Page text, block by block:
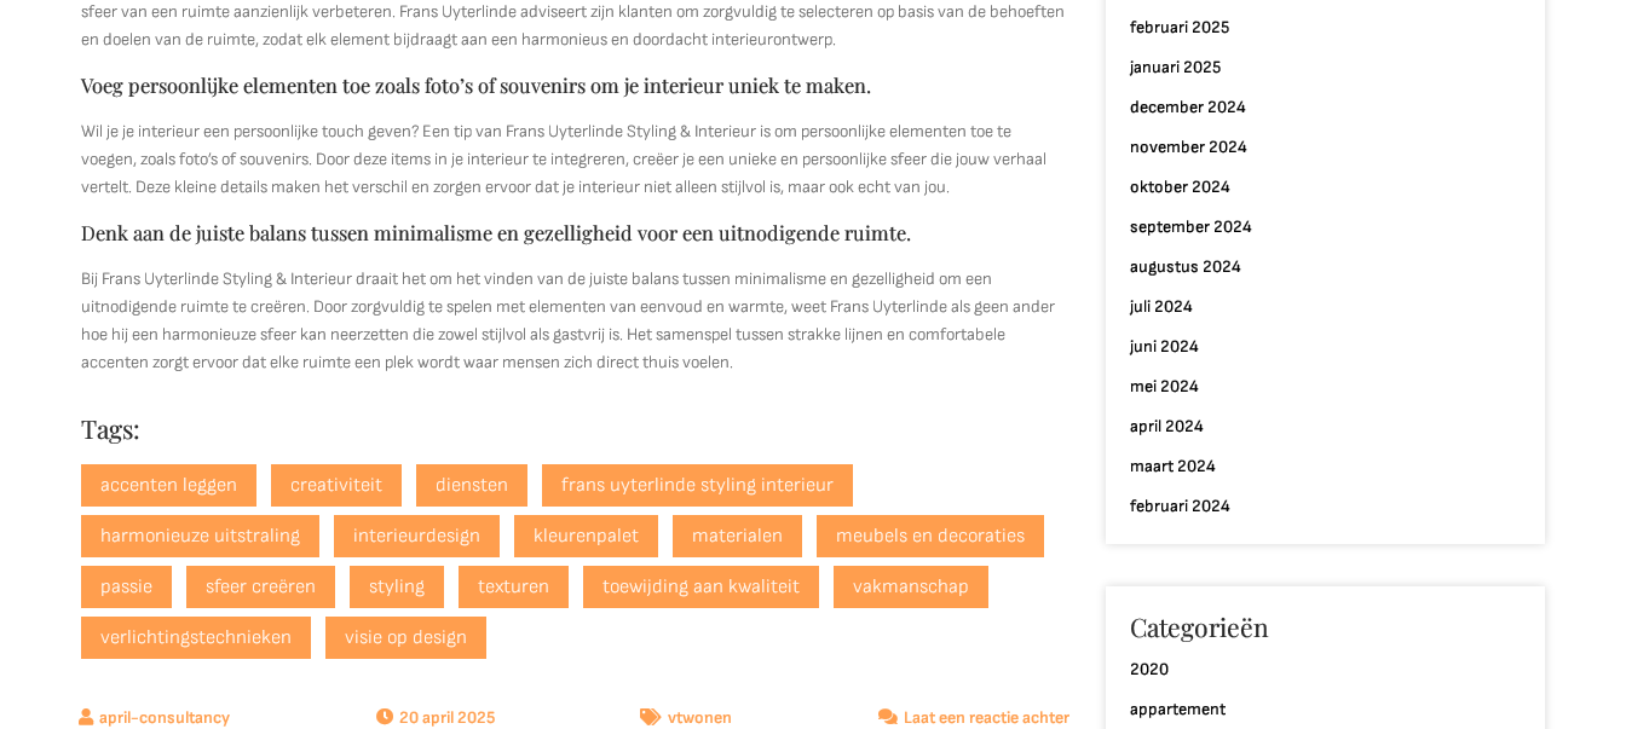
sfeer van een ruimte aanzienlijk verbeteren. Frans Uyterlinde adviseert zijn klanten om zorgvuldig te selecteren op basis van de behoeften
en doelen van de ruimte, zodat elk element bijdraagt aan een harmonieus en doordacht interieurontwerp.
Voeg persoonlijke elementen toe zoals foto’s of souvenirs om je interieur uniek te maken.
Wil je je interieur een persoonlijke touch geven? Een tip van Frans Uyterlinde Styling & Interieur is om persoonlijke elementen toe te
voegen, zoals foto’s of souvenirs. Door deze items in je interieur te integreren, creëer je een unieke en persoonlijke sfeer die jouw verhaal
vertelt. Deze kleine details maken het verschil en zorgen ervoor dat je interieur niet alleen stijlvol is, maar ook echt van jou.
Denk aan de juiste balans tussen minimalisme en gezelligheid voor een uitnodigende ruimte.
Bij Frans Uyterlinde Styling & Interieur draait het om het vinden van de juiste balans tussen minimalisme en gezelligheid om een
uitnodigende ruimte te creëren. Door zorgvuldig te spelen met elementen van eenvoud en warmte, weet Frans Uyterlinde als geen ander
hoe hij een harmonieuze sfeer kan neerzetten die zowel stijlvol als gastvrij is. Het samenspel tussen strakke lijnen en comfortabele
accenten zorgt ervoor dat elke ruimte een plek wordt waar mensen zich direct thuis voelen.
Tags:
accenten leggen creativiteit diensten frans uyterlinde styling interieur
harmonieuze uitstraling interieurdesign kleurenpalet materialen meubels en decoraties
passie sfeer creëren styling texturen toewijding aan kwaliteit vakmanschap
verlichtingstechnieken visie op design
20 april 2025 vtwonen Laat een reactie achterop
februari 2025
januari 2025
december 2024
november 2024
oktober 2024
september 2024
augustus 2024
juli 2024
juni 2024
mei 2024
april 2024
maart 2024
februari 2024
Categorieën
2020
appartement